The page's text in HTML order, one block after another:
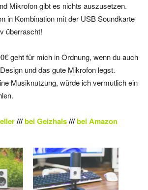
Mikrofon gibt es nichts auszusetzen.
in Kombination mit der USB Soundkarte
überrascht!
geht für mich in Ordnung, wenn du auch
und das gute Mikrofon legst.
Musiknutzung, würde ich vermutlich ein
///bei Geizhals///bei Amazon